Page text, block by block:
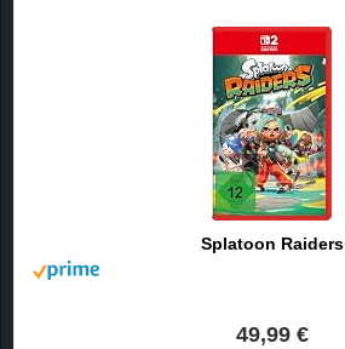
Splatoon Raiders
49,99 €